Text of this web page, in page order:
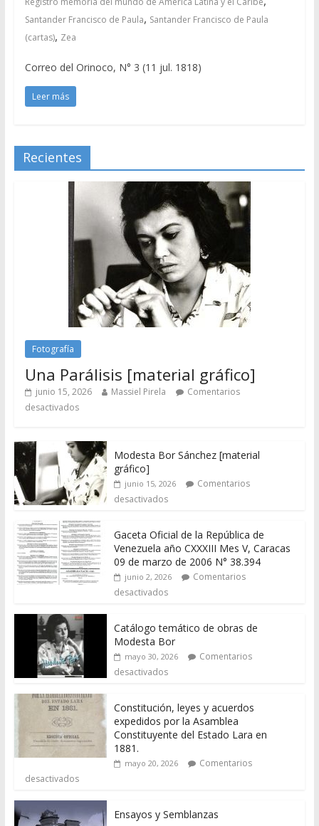
Santander Francisco de Paula, Santander Francisco de Paula
(cartas), Zea
Correo del Orinoco, N° 3 (11 jul. 1818)
Leer más
Recientes
Fotografía
Una Parálisis [material gráfico]
junio 15, 2026 Massiel Pirela
Comentarios
desactivados
Modesta Bor Sánchez [material
gráfico]
junio 15, 2026
Comentarios
desactivados
Gaceta Oficial de la República de
Venezuela año CXXXIII Mes V, Caracas
09 de marzo de 2006 N° 38.394
junio 2, 2026
Comentarios
desactivados
Catálogo temático de obras de
Modesta Bor
mayo 30, 2026
Comentarios
desactivados
Constitución, leyes y acuerdos
expedidos por la Asamblea
Constituyente del Estado Lara en
1881.
mayo 20, 2026
Comentarios
desactivados
Ensayos y Semblanzas